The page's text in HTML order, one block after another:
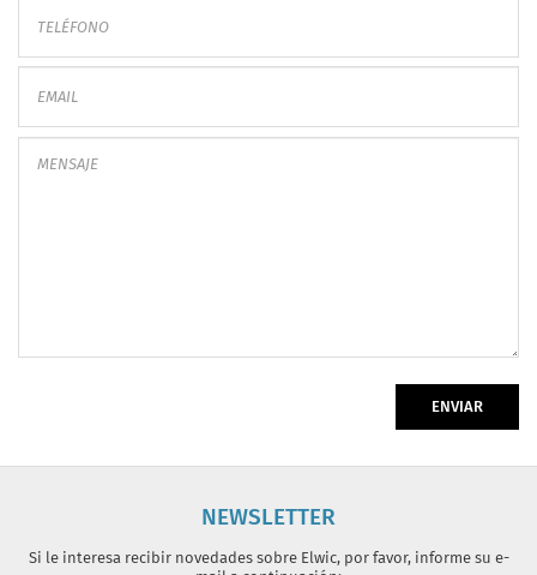
ENVIAR
NEWSLETTER
Si le interesa recibir novedades sobre Elwic, por favor, informe su e-